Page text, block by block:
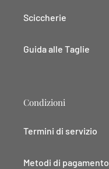
Sciccherie
Guida alle Taglie
Condizioni
Termini di servizio
Metodi di pagamento